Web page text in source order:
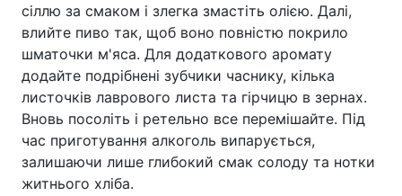
сіллю за смаком і злегка змастіть олією. Далі,
влийте пиво так, щоб воно повністю покрило
шматочки м'яса. Для додаткового аромату
додайте подрібнені зубчики часнику, кілька
листочків лаврового листа та гірчицю в зернах.
Вновь посоліть і ретельно все перемішайте. Під
час приготування алкоголь випарується,
залишаючи лише глибокий смак солоду та нотки
житнього хліба.